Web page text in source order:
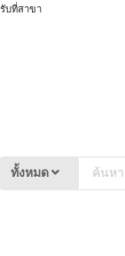
รับที่สาขา
ทั้งหมด